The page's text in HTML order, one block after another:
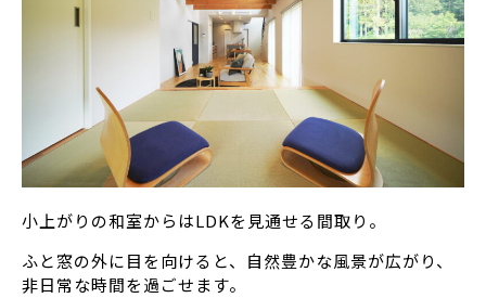
小上がりの和室からはLDKを見通せる間取り。
ふと窓の外に目を向けると、自然豊かな風景が広がり、
非日常な時間を過ごせます。